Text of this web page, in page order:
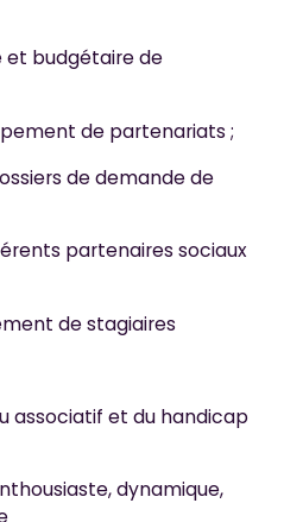
et budgétaire de
de partenariats ;
de demande de
partenaires sociaux
de stagiaires
associatif et du handicap
dynamique,